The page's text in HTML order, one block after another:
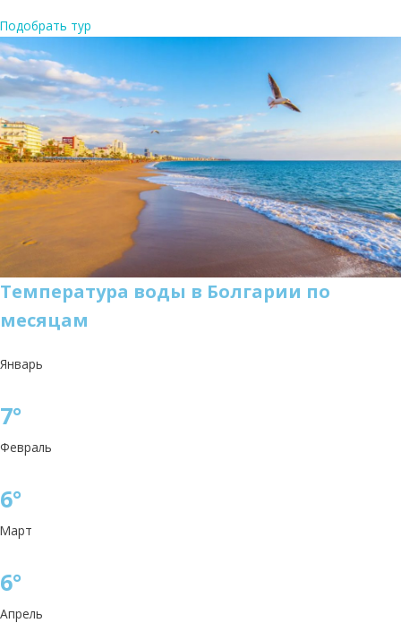
Подобрать тур
Температура воды в Болгарии по
месяцам
Январь
7°
Февраль
6°
Март
6°
Апрель